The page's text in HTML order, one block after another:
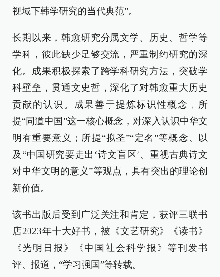
视域下韩学研究的当代典范”。
长期以来，韩愈研究分属文学、历史、哲学等
学科，彼此缺少足够交流，严重制约研究的深
化。成果积极探索了跨学科研究方法，突破学
科壁垒，贯通文史哲，深化了对韩愈重大历史
贡献的认识。成果善于提炼标识性概念，所
提“同道中国”这一核心概念，对深入认识中华文
明有重要意义；所提“拟圣”“定名”等概念、以
及“中国研究要走出‘诗文盲区’、重视古典诗文
对中华文明的意义”等观点，具有突出的理论创
新价值。
该书出版后受到广泛关注和肯定，获评三联书
店2023年十大好书，被《文艺研究》《读书》
《光明日报》《中国社会科学报》等刊发书
评、报道，“学习强国”等转载。